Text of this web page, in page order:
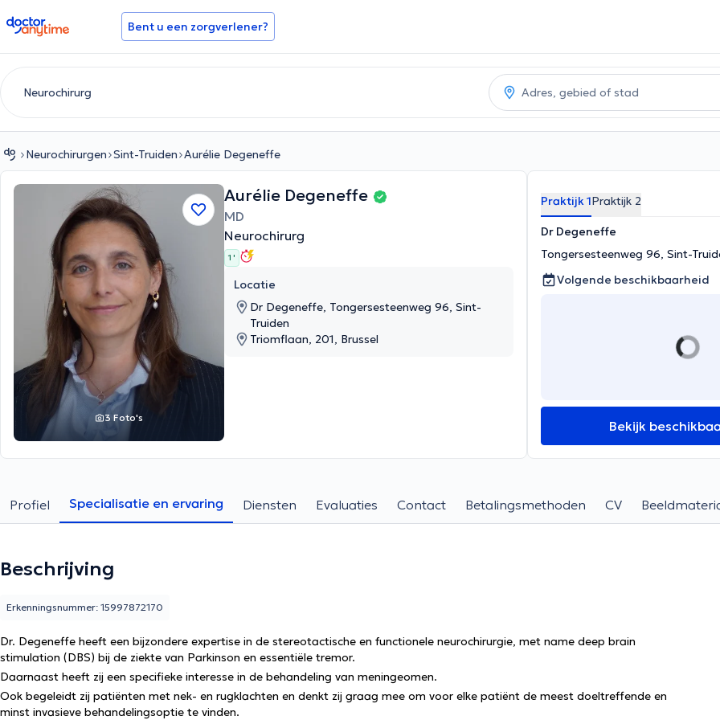
doctoranytime Bent u een zorgverlener?
Neurochirurgen Sint-Truiden Aurélie Degeneffe
3 Foto's
Aurélie Degeneffe
MD
Neurochirurg
1 '
Locatie
Dr Degeneffe, Tongersesteenweg 96, Sint-
Truiden
Triomflaan, 201, Brussel
Praktijk 1Praktijk 2
Dr Degeneffe
Tongersesteenweg 96, Sint-
Volgende beschikbaarheid
Bekijk
Profiel Specialisatie en ervaring Diensten Evaluaties Contact Betalingsmethoden CV
Beschrijving
Dr. Degeneffe heeft een bijzondere expertise in de stereotactische en functionele neurochirurgie, met name deep brain
stimulation (DBS) bij de ziekte van Parkinson en essentiële tremor.
Daarnaast heeft zij een specifieke interesse in de behandeling van meningeomen.
Ook begeleidt zij patiënten met nek- en rugklachten en denkt zij graag mee om voor elke patiënt de meest doeltreffende en
minst invasieve behandelingsoptie te vinden.
Erkenningsnummer: 15997872170